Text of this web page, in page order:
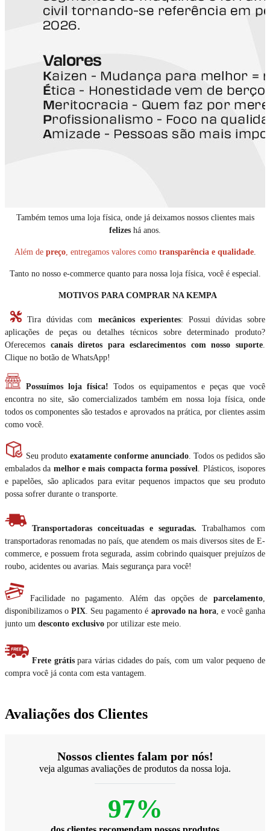
Também temos uma loja física, onde já deixamos nossos clientes mais
felizes há anos.
Além de preço, entregamos valores como transparência e qualidade.
Tanto no nosso e-commerce quanto para nossa loja física, você é especial.
MOTIVOS PARA COMPRAR NA KEMPA
Tira dúvidas com mecânicos experientes: Possui dúvidas sobre
aplicações de peças ou detalhes técnicos sobre determinado produto?
Oferecemos canais diretos para esclarecimentos com nosso suporte
Clique no botão de WhatsApp!
Possuímos loja física! Todos os equipamentos e peças que você
encontra no site, são comercializados também em nossa loja física, onde
todos os componentes são testados e aprovados na prática, por clientes assim
como você.
Seu produto exatamente conforme anunciado . Todos os pedidos são
embalados da melhor e mais compacta forma possível . Plásticos, isopores
e papelões, são aplicados para evitar pequenos impactos que seu produto
possa sofrer durante o transporte.
Transportadoras conceituadas e seguradas. Trabalhamos com
transportadoras renomadas no país, que atendem os mais diversos sites de E-
commerce, e possuem frota segurada, assim cobrindo quaisquer prejuízos de
roubo, acidentes ou avarias. Mais segurança para você!
Facilidade no pagamento. Além das opções de parcelamento
disponibilizamos oPIX . Seu pagamento é aprovado na hora, e você ganha
junto um desconto exclusivo por utilizar este meio.
Frete grátispara várias cidades do país, com um valor pequeno de
compra você já conta com esta vantagem.
Avaliações dos Clientes
Nossos clientes falam por nós!
veja algumas avaliações de produtos da nossa loja.
97%